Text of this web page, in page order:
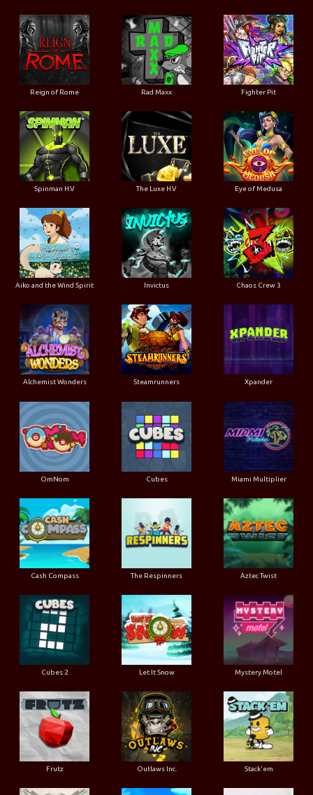
Reign of Rome Rad Maxx Fighter Pit
Spinman H.V The Luxe H.V Eye of Medusa
Aiko and the Wind Spirit Invictus Chaos Crew 3
Alchemist Wonders Steamrunners Xpander
OmNom Cubes Miami Multiplier
Cash Compass The Respinners Aztec Twist
Cubes 2 Let It Snow Mystery Motel
Frutz Outlaws Inc. Stack'em